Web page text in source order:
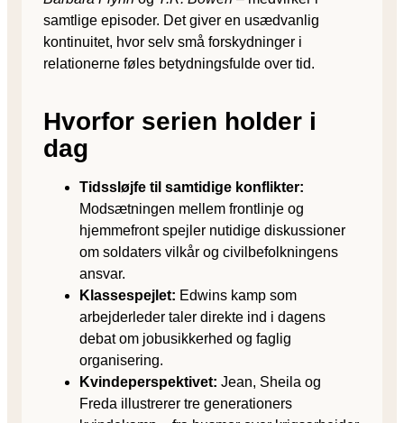
samtlige episoder. Det giver en usædvanlig
kontinuitet, hvor selv små forskydninger i
relationerne føles betydningsfulde over tid.
Hvorfor serien holder i
dag
Tidssløjfe til samtidige konflikter:
Modsætningen mellem frontlinje og
hjemmefront spejler nutidige diskussioner
om soldaters vilkår og civilbefolkningens
ansvar.
Klassespejlet: Edwins kamp som
arbejderleder taler direkte ind i dagens
debat om jobusikkerhed og faglig
organisering.
Kvindeperspektivet: Jean, Sheila og
Freda illustrerer tre generationers